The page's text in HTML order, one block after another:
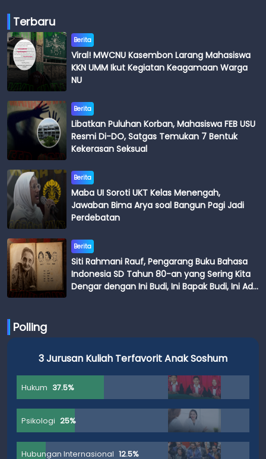
Terbaru
Berita
Viral! MWCNU Kasembon Larang Mahasiswa
KKN UMM Ikut Kegiatan Keagamaan Warga
NU
Berita
Libatkan Puluhan Korban, Mahasiswa FEB USU
Resmi Di-DO, Satgas Temukan 7 Bentuk
Kekerasan Seksual
Berita
Maba UI Soroti UKT Kelas Menengah,
Jawaban Bima Arya soal Bangun Pagi Jadi
Perdebatan
Berita
Siti Rahmani Rauf, Pengarang Buku Bahasa
Indonesia SD Tahun 80-an yang Sering Kita
Dengar dengan Ini Budi, Ini Bapak Budi, Ini Adik
Polling
3 Jurusan Kuliah Terfavorit Anak Soshum
Hukum 37.5%
Psikologi 25%
Hubungan Internasional 12.5%